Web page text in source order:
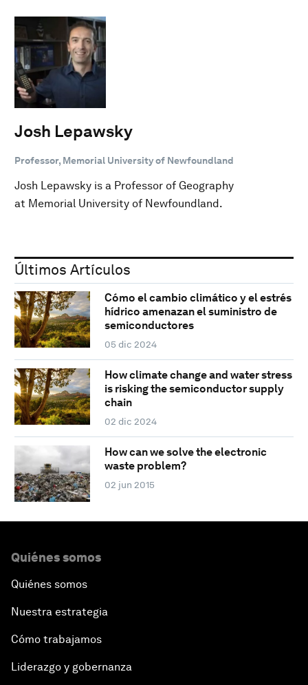
Josh Lepawsky
Professor, Memorial University of Newfoundland
Josh Lepawsky is a Professor of Geography
at Memorial University of Newfoundland.
Últimos Artículos
Cómo el cambio climático y el estrés
hídrico amenazan el suministro de
semiconductores
05 dic 2024
How climate change and water stress
is risking the semiconductor supply
chain
02 dic 2024
How can we solve the electronic
waste problem?
02 jun 2015
Quiénes somos
Quiénes somos
Nuestra estrategia
Cómo trabajamos
Liderazgo y gobernanza